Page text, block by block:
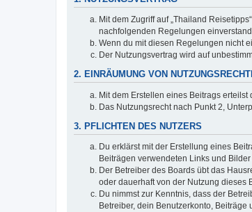
Mit dem Zugriff auf „Thailand
nachfolgenden Regelungen
Wenn du mit diesen Regelungen nicht
Der Nutzungsvertrag wird auf
2. EINRÄUMUNG VON
Mit dem Erstellen eines Beitrags
Das Nutzungsrecht nach Punkt 2,
3. PFLICHTEN DES NUTZERS
Du erklärst mit der Erstellung eines
Beiträgen verwendeten Links und
Der Betreiber des Boards übt das
oder dauerhaft von der Nutzung dieses
Du nimmst zur Kenntnis, dass der
Betreiber, dein Benutzerkonto,